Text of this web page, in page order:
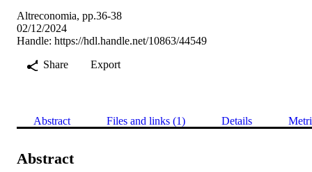
Altreconomia, pp.36-38
02/12/2024
Handle: https://hdl.handle.net/10863/44549
Share
Export
Abstract Files and links (1) Details
Abstract